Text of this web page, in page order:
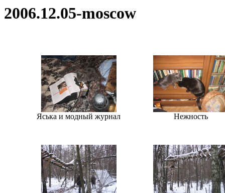
2006.12.05-moscow
Яська и модный журнал Нежность